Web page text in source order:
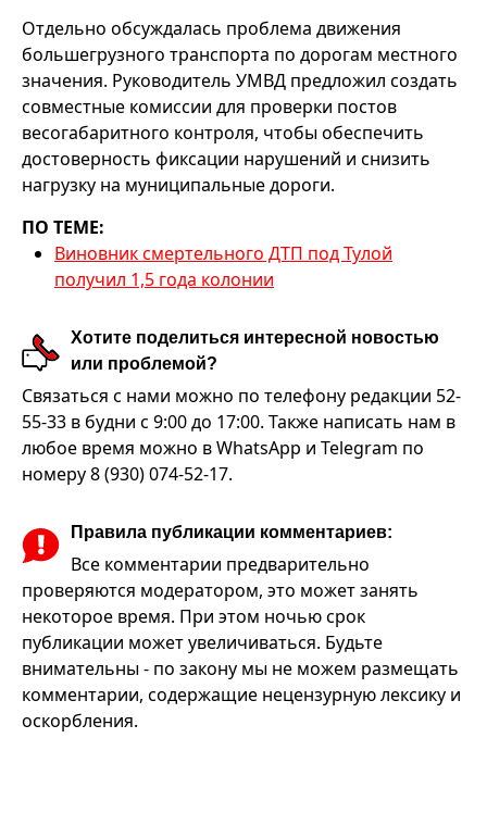
Отдельно обсуждалась проблема движения
большегрузного транспорта по дорогам местного
значения. Руководитель УМВД предложил создать
совместные комиссии для проверки постов
весогабаритного контроля, чтобы обеспечить
достоверность фиксации нарушений и снизить
нагрузку на муниципальные дороги.
ПО ТЕМЕ:
Виновник смертельного ДТП под Тулой
получил 1,5 года колонии
Хотите поделиться интересной новостью
или проблемой?
Связаться с нами можно по телефону редакции 52-
55-33 в будни с 9:00 до 17:00. Также написать нам в
любое время можно в WhatsApp и Telegram по
номеру 8 (930) 074-52-17.
Правила публикации комментариев:
Все комментарии предварительно
проверяются модератором, это может занять
некоторое время. При этом ночью срок
публикации может увеличиваться. Будьте
внимательны - по закону мы не можем размещать
комментарии, содержащие нецензурную лексику и
оскорбления.